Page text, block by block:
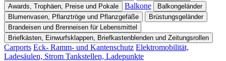
Awards, Trophäen, Preise und Pokale
Balkone
Balkongeländer
Blumenvasen, Pflanztröge und Pflanzgefäße
Brüstungsgeländer
Brandeisen und Brenneisen für Lebensmittel
Briefkästen, Einwurfsklappen, Briefkastenblenden und Zeitungsrollen
Carports Eck- Ramm- und Kantenschutz Elektromobilität,
Ladesäulen, Strom Tankstellen, Ladepunkte